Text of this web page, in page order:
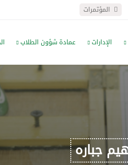
المؤتمرات
الإدارات عمادة شؤون الطلاب
جباره